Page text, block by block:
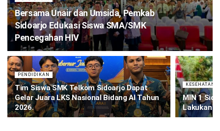
Bersama Unair dan Umsida, Pemkab
Sidoarjo Edukasi Siswa SMA/SMK
Pencegahan HIV
PENDIDIKAN
Tim Siswa SMK Telkom Sidoarjo Dapat
Gelar Juara LKS Nasional Bidang AI Tahun
2026.
KESEHATAN
MIN 1
Lakukan